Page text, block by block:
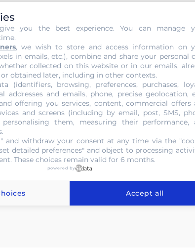
(ou) Choisissez des fichiers
you the best experience. You can manage
, we wish to store and access information on
in emails, etc.), combine and share your personal
collected on this website or in our emails,
obtained later, including in other contexts.
(identifiers, browsing, preferences, purchases,
addresses and emails, phone, precise geolocation,
offering you services, content, commercial offers
and screens (including by email, post, SMS,
them, measuring their performance,
and withdraw your consent at any time via the
detailed preferences" and object to processing
These choices remain valid for 6 months.
powered by
Accept all